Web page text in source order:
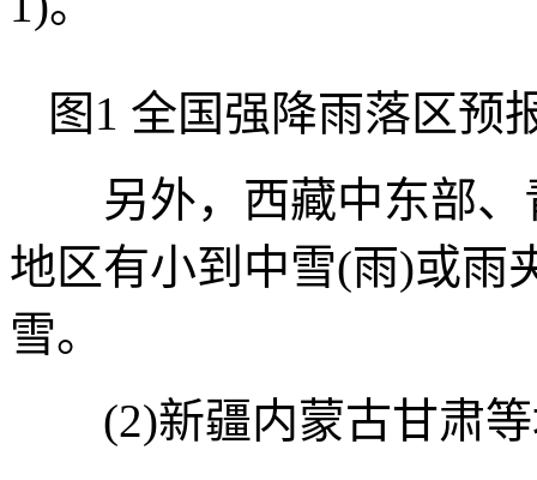
图1 全国强降雨落区预
另外，西藏中东部、
地区有小到中雪(雨)或雨
雪。
(2)新疆内蒙古甘肃等